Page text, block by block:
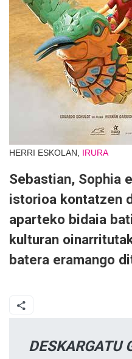
HERRI ESKOLAN, IRURA
Sebastian, Sophia
istorioa kontatzen
aparteko bidaia
kulturan
batera eramango
DESKARGATU